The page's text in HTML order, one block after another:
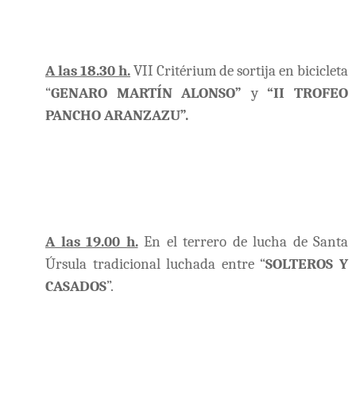
A las 18.30 h.VII Critérium de sortija en bicicleta
“GENARO MARTÍN ALONSO”y “II TROFEO
PANCHO ARANZAZU”.
A las 19.00 h.En el terrero de lucha de Santa
Úrsula tradicional luchada entre “SOLTEROS Y
CASADOS”.